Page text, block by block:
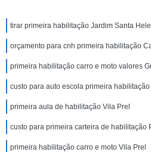
tirar primeira habilitação Jardim Santa
orçamento para cnh primeira habilitação
primeira habilitação carro e moto valores
custo para auto escola primeira
primeira aula de habilitação Vila Prel
custo para primeira carteira de habilitação
primeira habilitação carro e moto Vila Prel